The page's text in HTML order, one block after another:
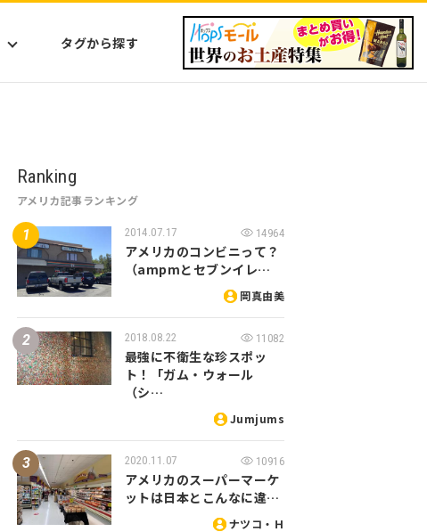
タグから探す
Ranking
アメリカ記事ランキング
2014.07.17 14964
アメリカのコンビニって？
（ampmとセブンイレ…
岡真由美
2018.08.22 11082
最強に不衛生な珍スポッ
ト！「ガム・ウォール
（シ…
Jumjums
2020.11.07 10916
アメリカのスーパーマーケ
ットは日本とこんなに違…
ナツコ・Ｈ